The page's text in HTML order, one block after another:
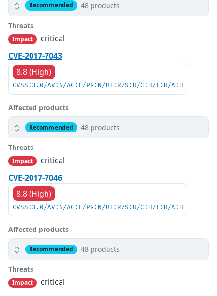
Recommended 48 products
Threats
Impact
critical
CVE-2017-7043
8.8 (High)
CVSS:3.0/AV:N/AC:L/PR:N/UI:R/S:U/C:H/I:H/A:H
Affected products
Recommended 48 products
Threats
Impact
critical
CVE-2017-7046
8.8 (High)
CVSS:3.0/AV:N/AC:L/PR:N/UI:R/S:U/C:H/I:H/A:H
Affected products
Recommended 48 products
Threats
Impact
critical